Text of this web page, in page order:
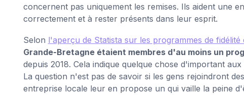
concernent pas uniquement les remises. Ils aident une
correctement et à rester présents dans leur esprit.
Selon l'aperçu de Statista sur les programmes de fidélité
Grande-Bretagne étaient membres d'au moins un
depuis 2018. Cela indique quelque chose d'important
La question n'est pas de savoir si les gens rejoindront
entreprise locale leur en propose un qui vaille la peine